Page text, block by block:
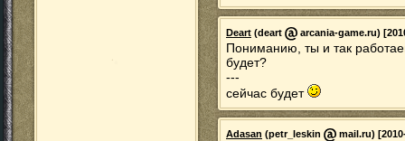
Deart (deart arcania-game.ru)
Пониманию, ты и так
будет?
---
сейчас будет
Adasan (petr_leskin mail.ru)